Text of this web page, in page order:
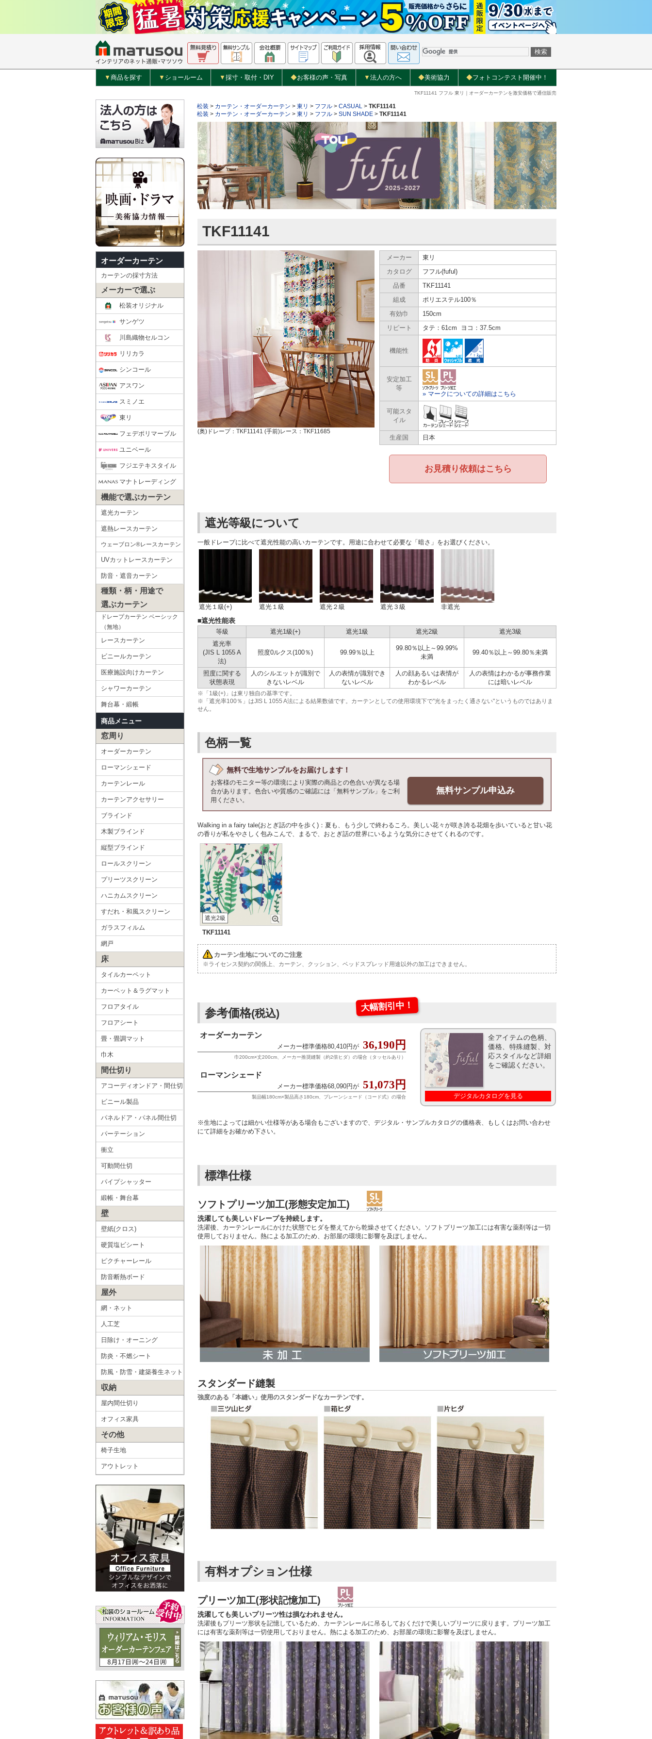
▼ 商品を探す ▼ ショールーム ▼ 採寸・取付・DIY ◆お客様の声・写真 ▼法人の方へ ◆美術協力 ◆フォトコンテスト開催中！
TKF11141 フフル 東リ｜オーダーカーテンを激安価格で通信販売
オーダーカーテン
カーテンの採寸方法
メーカーで選ぶ
松装オリジナル
サンゲツ
川島織物セルコン
リリカラ
シンコール
アスワン
スミノエ
東リ
フェデポリマーブル
ユニベール
フジエテキスタイル
マナトレーディング
機能で選ぶカーテン
遮光カーテン
遮熱レースカーテン
ウェーブロン®レースカーテン
UVカットレースカーテン
防音・遮音カーテン
種類・柄・用途で
選ぶカーテン
ドレープカーテン ベーシック
（無地）
レースカーテン
ビニールカーテン
医療施設向けカーテン
シャワーカーテン
舞台幕・緞帳
商品メニュー
窓周り
オーダーカーテン
ローマンシェード
カーテンレール
カーテンアクセサリー
ブラインド
木製ブラインド
縦型ブラインド
ロールスクリーン
プリーツスクリーン
ハニカムスクリーン
すだれ・和風スクリーン
ガラスフィルム
網戸
床
タイルカーペット
カーペット＆ラグマット
フロアタイル
フロアシート
畳・畳調マット
巾木
間仕切り
アコーディオンドア・間仕切
ビニール製品
パネルドア・パネル間仕切
パーテーション
衝立
可動間仕切
パイプシャッター
緞帳・舞台幕
壁
壁紙(クロス)
硬質塩ビシート
ピクチャーレール
防音断熱ボード
屋外
網・ネット
人工芝
日除け・オーニング
防炎・不燃シート
防風・防雪・建築養生ネット
収納
屋内間仕切り
オフィス家具
その他
椅子生地
アウトレット
松装 > カーテン・オーダーカーテン > 東リ > フフル > CASUAL > TKF11141
松装 > カーテン・オーダーカーテン > 東リ > フフル > SUN SHADE > TKF11141
TKF11141
(奥)ドレープ：TKF11141 (手前)レース：TKF11685
メーカー
東リ
カタログ
フフル(fuful)
品番
TKF11141
組成
ポリエステル100％
有効巾
150cm
リピート
タテ：61cm ヨコ：37.5cm
機能性
安定加工
等
» マークについての詳細はこちら
可能スタ
イル
生産国 日本
お見積り依頼はこちら
遮光等級について
一般ドレープに比べて遮光性能の高いカーテンです。用途に合わせて必要な「暗さ」をお選びください。
遮光１級(+) 遮光１級 遮光２級 遮光３級 非遮光
■遮光性能表
等級 遮光1級(+) 遮光1級 遮光2級
遮光3級
遮光率
(JIS L 1055 A
法)
照度0ルクス(100％) 99.99％以上
99.80％以上～99.99%
未満
99.40％以上～99.80％未満
照度に関する
状態表現
人のシルエットが識別で
きないレベル
人の表情が識別でき
ないレベル
人の顔あるいは表情が
わかるレベル
人の表情はわかるが事務作業
には暗いレベル
※「1級(+)」は東リ独自の基準です。
※「遮光率100％」はJIS L 1055 A法による結果数値です。カーテンとしての使用環境下で"光をまったく通さない"というものではありま
せん。
色柄一覧
無料で生地サンプルをお届けします！
お客様のモニター等の環境により実際の商品との色合いが異なる場
合があります。色合いや質感のご確認には「無料サンプル」をご利
用ください。
無料サンプル申込み
Walking in a fairy tale(おとぎ話の中を歩く)：夏も、もう少しで終わるころ。美しい花々が咲き誇る花畑を歩いていると甘い花
の香りが私をやさしく包みこんで、まるで、おとぎ話の世界にいるような気分にさせてくれるのです。
遮光2級
TKF11141
カーテン生地についてのご注意
※ライセンス契約の関係上、カーテン、クッション、ベッドスプレッド用途以外の加工はできません。
参考価格(税込)
大幅割引中！
オーダーカーテン
メーカー標準価格80,410円が 36,190円
巾200cm×丈200cm、メーカー推奨縫製（約2倍ヒダ）の場合（タッセルあり）
ローマンシェード
メーカー標準価格68,090円が 51,073円
製品幅180cm×製品高さ180cm、プレーンシェード（コード式）の場合
全アイテムの色柄、
価格、特殊縫製、対
応スタイルなど詳細
をご確認ください。
デジタルカタログを見る
※生地によっては細かい仕様等がある場合もございますので、デジタル・サンプルカタログの価格表、もしくはお問い合わせ
にて詳細をお確かめ下さい。
標準仕様
ソフトプリーツ加工(形態安定加工)
洗濯しても美しいドレープを持続します。
洗濯後、カーテンレールにかけた状態でヒダを整えてから乾燥させてください。ソフトプリーツ加工には有害な薬剤等は一切
使用しておりません。熱による加工のため、お部屋の環境に影響を及ぼしません。
スタンダード縫製
強度のある「本縫い」使用のスタンダードなカーテンです。
有料オプション仕様
プリーツ加工(形状記憶加工)
洗濯しても美しいプリーツ性は損なわれません。
洗濯後もプリーツ形状を記憶しているため、カーテンレールに吊るしておくだけで美しいプリーツに戻ります。プリーツ加工
には有害な薬剤等は一切使用しておりません。熱による加工のため、お部屋の環境に影響を及ぼしません。